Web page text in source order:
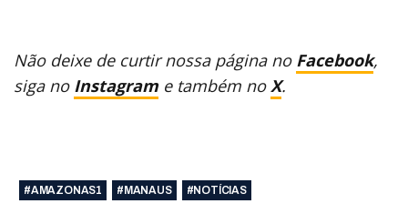
Não deixe de curtir nossa página no Facebook,
siga no Instagram e também no X.
#AMAZONAS1 #MANAUS #NOTÍCIAS